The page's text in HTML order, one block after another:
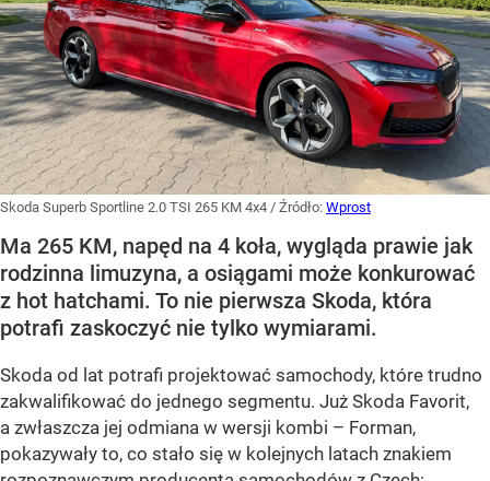
Skoda Superb Sportline 2.0 TSI 265 KM 4x4 / Źródło: Wprost
Ma 265 KM, napęd na 4 koła, wygląda prawie jak
rodzinna limuzyna, a osiągami może konkurować
z hot hatchami. To nie pierwsza Skoda, która
potrafi zaskoczyć nie tylko wymiarami.
Skoda od lat potrafi projektować samochody, które trudno
zakwalifikować do jednego segmentu. Już Skoda Favorit,
a zwłaszcza jej odmiana w wersji kombi – Forman,
pokazywały to, co stało się w kolejnych latach znakiem